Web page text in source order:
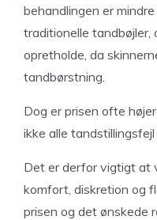
behandlingen er
traditionelle
opretholde, da
tandbørstning.
Dog er prisen ofte
ikke alle
Det er derfor vigtigt at
komfort, diskretion og
prisen og det ønskede